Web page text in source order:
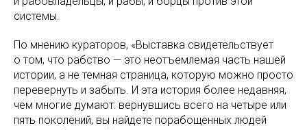
системы.
По мнению кураторов, «Выставка свидетельствует
о том, что рабство — это неотъемлемая часть нашей
истории, а не темная страница, которую можно просто
перевернуть и забыть. И эта история более недавняя,
чем многие думают: вернувшись всего на четыре или
пять поколений, вы найдете порабощенных людей